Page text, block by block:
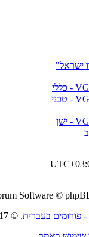
ישראל"
Software ©
. © 2017 - phpBB.co.il.